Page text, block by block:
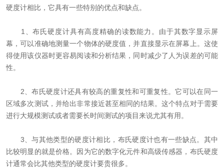
硬度计相比，它具有一些特别的优点和缺点。
1、布氏硬度计具有高度精确的读数能力。由于其数字显示屏
幕，可以准确地测量一个物体的硬度值，并直接显示在屏幕上。这使
得使用该仪器时更容易阅读和分析结果，同时减少了人为误差的可能
性。
2、布氏硬度计还具有较高的重复性和可重复性。它可以在同一
区域多次测试，并给出非常接近甚至相同的结果。这个特点对于需要
进行大规模测试或者需要长时间测试的项目来说尤其有用。
3、与其他类型的硬度计相比，布氏硬度计也有一些缺点。其中
比较明显的就是价格。因为它的数字化元件和高级传感器，布氏硬度
计通常会比其他类型的硬度计要贵很多。